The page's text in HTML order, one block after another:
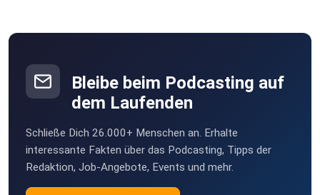
Bleibe beim Podcasting auf
dem Laufenden
Schließe Dich 26.000+ Menschen an. Erhalte
interessante Fakten über das Podcasting, Tipps der
Redaktion, Job-Angebote, Events und mehr.